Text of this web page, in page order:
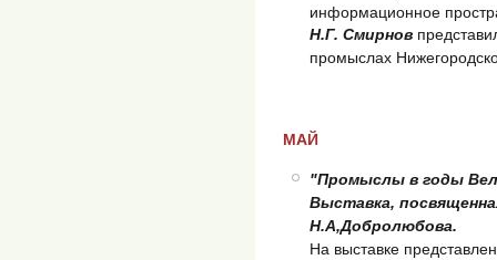
информационное
Н.Г. Смирнов
промыслах
МАЙ
"Промыслы в годы
Выставка,
Н.А,Добролюбова.
На выставке